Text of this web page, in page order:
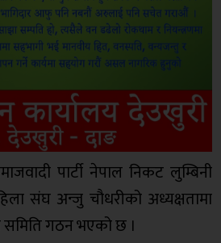
पार्टी नेपाल निकट लुम्बिनी
संघ अन्जु चौधरीको अध्यक्षतामा
समिति गठन भएको छ ।